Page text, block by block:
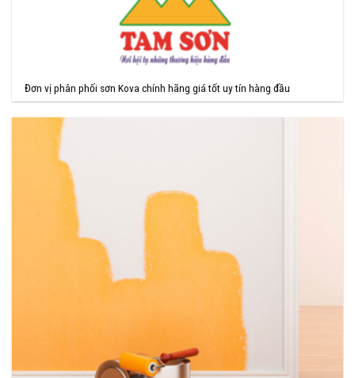
Đơn vị phân phối sơn Kova chính hãng giá tốt uy tín hàng đầu